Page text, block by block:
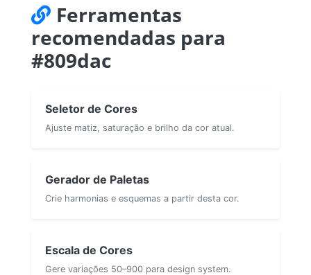
Ferramentas
recomendadas para
#809dac
Seletor de Cores
Ajuste matiz, saturação e brilho da cor atual.
Gerador de Paletas
Crie harmonias e esquemas a partir desta cor.
Escala de Cores
Gere variações 50–900 para design system.